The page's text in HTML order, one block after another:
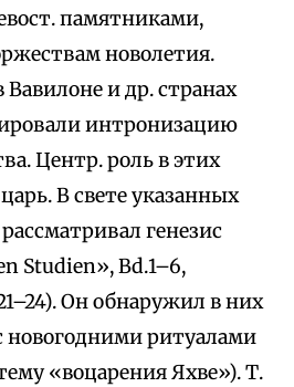
памятниками,
новолетия.
и др. странах
интронизацию
Центр. роль в этих
В свете указанных
генезис
Studien», Bd.1–6,
Он обнаружил в них
новогодними ритуалами
«воцарения Яхве»). Т.